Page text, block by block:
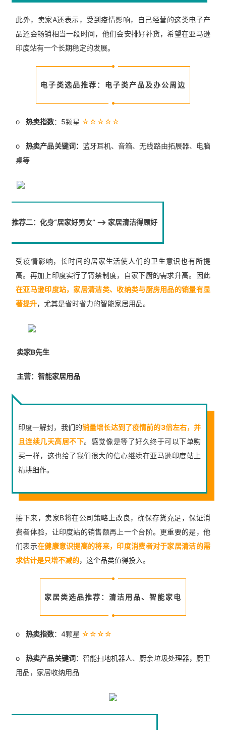
此外，卖家A还表示，受到疫情影响，自己经营的这类电子产
品还会畅销相当一段时间，他们会安排好补货，希望在亚马逊
印度站有一个长期稳定的发展。
电子类选品推荐：电子类产品及办公周边
o 热卖指数：5颗星 ☆☆☆☆☆
o热卖产品关键词： 蓝牙耳机、音箱、无线路由拓展器、电脑
桌等
推荐二：化身“居家好男女” –> 家居清洁得顾好
受疫情影响，长时间的居家生活使人们的卫生意识也有所提
高。再加上印度实行了宵禁制度，自家下厨的需求升高。因此
在亚马逊印度站，家居清洁类、收纳类与厨房用品的销量有显
著提升，尤其是省时省力的智能家居用品。
卖家B先生
主营：智能家居用品
印度一解封，我们的销量增长达到了疫情前的3倍左右，并
且连续几天高居不下。感觉像是等了好久终于可以下单购
买一样，这也给了我们很大的信心继续在亚马逊印度站上
精耕细作。
接下来，卖家B将在公司策略上改良，确保存货充足，保证消
费者体验，让印度站的销售额再上一个台阶。更重要的是，他
们表示在健康意识提高的将来，印度消费者对于家居清洁的需
求估计是只增不减的，这个品类值得投入。
家居类选品推荐：清洁用品、智能家电
o 热卖指数：4颗星 ☆☆☆☆
o热卖产品关键词：智能扫地机器人、厨余垃圾处理器，厨卫
用品，家居收纳用品